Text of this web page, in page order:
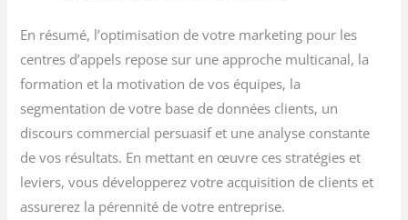
En résumé, l’optimisation de votre marketing pour les
centres d’appels repose sur une approche multicanal, la
formation et la motivation de vos équipes, la
segmentation de votre base de données clients, un
discours commercial persuasif et une analyse constante
de vos résultats. En mettant en œuvre ces stratégies et
leviers, vous développerez votre acquisition de clients et
assurerez la pérennité de votre entreprise.